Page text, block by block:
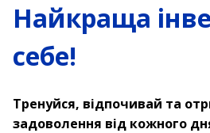
Найкраща
себе!
Тренуйся, відпочивай та
задоволення від кожного